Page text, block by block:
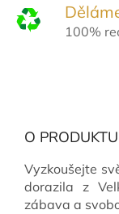
100%
O
Vyzkoušejte
dorazila z
zábava a